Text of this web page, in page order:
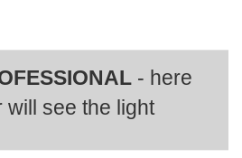
- here
will see the light